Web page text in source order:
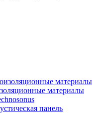
материалы
панель